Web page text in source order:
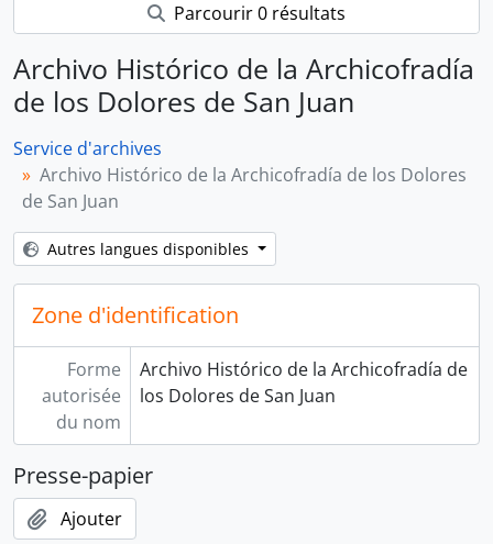
Parcourir 0 résultats
Archivo Histórico de la Archicofradía
de los Dolores de San Juan
Service d'archives
Archivo Histórico de la Archicofradía de los Dolores
de San Juan
Autres langues disponibles
Zone d'identification
Forme
autorisée
du nom
Archivo Histórico de la Archicofradía de
los Dolores de San Juan
Presse-papier
Ajouter